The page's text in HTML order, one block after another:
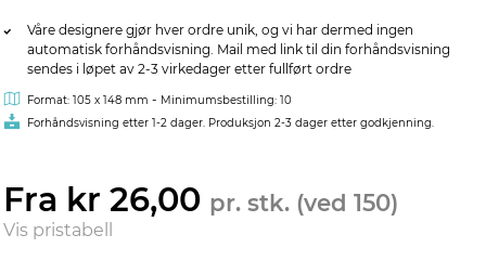
Våre designere gjør hver ordre unik, og vi har dermed ingen
automatisk forhåndsvisning. Mail med link til din forhåndsvisning
sendes i løpet av 2-3 virkedager etter fullført ordre
Format: 105 x 148 mm - Minimumsbestilling: 10
Forhåndsvisning etter 1-2 dager. Produksjon 2-3 dager etter godkjenning.
Fra kr 26,00 pr. stk. (ved 150)
Vis pristabell